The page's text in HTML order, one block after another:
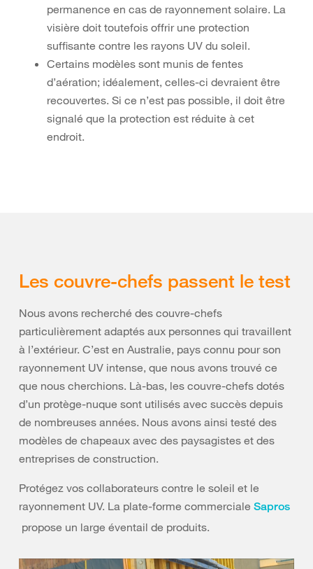
permanence en cas de rayonnement solaire. La
visière doit toutefois offrir une protection
suffisante contre les rayons UV du soleil.
Certains modèles sont munis de fentes
d’aération; idéalement, celles-ci devraient être
recouvertes. Si ce n’est pas possible, il doit être
signalé que la protection est réduite à cet
endroit.
Les couvre-chefs passent le test
Nous avons recherché des couvre-chefs
particulièrement adaptés aux personnes qui travaillent
à l’extérieur. C’est en Australie, pays connu pour son
rayonnement UV intense, que nous avons trouvé ce
que nous cherchions. Là-bas, les couvre-chefs dotés
d’un protège-nuque sont utilisés avec succès depuis
de nombreuses années. Nous avons ainsi testé des
modèles de chapeaux avec des paysagistes et des
entreprises de construction.
Protégez vos collaborateurs contre le soleil et le
rayonnement UV. La plate-forme commerciale Sapros
propose un large éventail de produits.